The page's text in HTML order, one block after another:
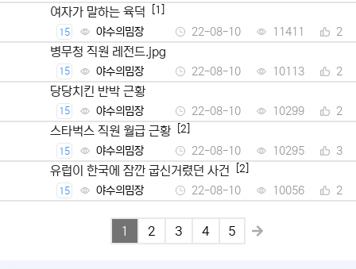
여자가 말하는 육덕 [1]
15 야수의밈장 22-08-10 11411 2
병무청 직원 레전드.jpg
15 야수의밈장 22-08-10 10113 2
당당치킨 반박 근황
15 야수의밈장 22-08-10 10299 2
스타벅스 직원 월급 근황 [2]
15 야수의밈장 22-08-10 10295 3
유럽이 한국에 잠깐 굽신거렸던 사건 [2]
15 야수의밈장 22-08-10 10056 2
1 2 3 4 5